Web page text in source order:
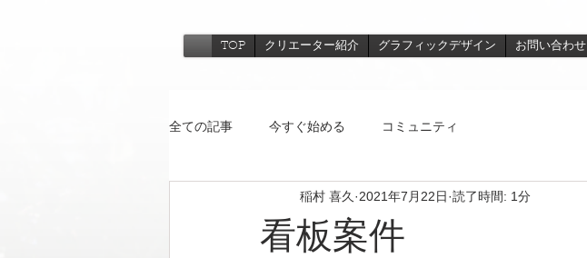
TOP クリエーター紹介 グラフィックデザイン お問い合わせ
全ての記事 今すぐ始める コミュニティ
看板案件
稲村 喜久 2021年7月22日 読了時間: 1分